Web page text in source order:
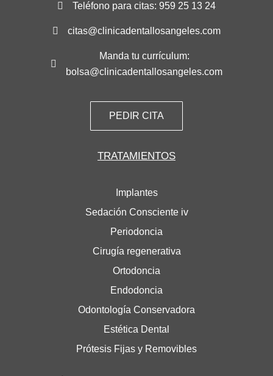
Teléfono para citas: 959 25 13 24
citas@clinicadentallosangeles.com
Manda tu currículum:
bolsa@clinicadentallosangeles.com
PEDIR CITA
TRATAMIENTOS
Implantes
Sedación Consciente iv
Periodoncia
Cirugía regenerativa
Ortodoncia
Endodoncia
Odontología Conservadora
Estética Dental
Prótesis Fijas y Removibles